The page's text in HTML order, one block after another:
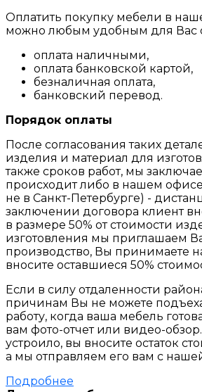
Оплатить покупку мебели в
можно любым удобным для Вас
оплата наличными,
оплата банковской картой,
безналичная оплата,
банковский перевод.
Порядок оплаты
После согласования таких
изделия и материал для
также сроков работ, мы
происходит либо в нашем
не в Санкт-Петербурге) -
заключении договора клиент
в размере 50% от стоимости
изготовления мы приглашаем
производство, Вы принимаете
вносите оставшиеся 50%
Если в силу отдаленности
причинам Вы не можете
работу, когда ваша мебель
вам фото-отчет или видео-
устроило, вы вносите остаток
а мы отправляем его вам с
Подробнее